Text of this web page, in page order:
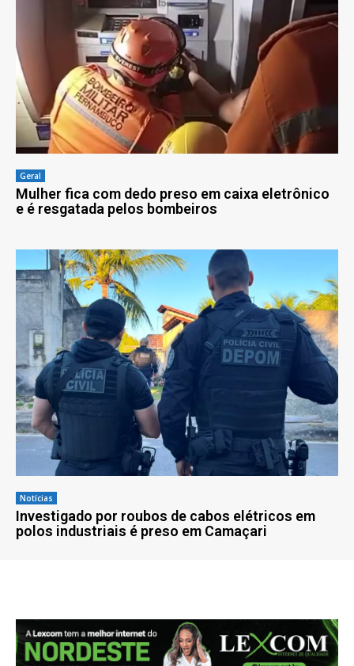
Geral
Mulher fica com dedo preso em caixa eletrônico
e é resgatada pelos bombeiros
Notícias
Investigado por roubos de cabos elétricos em
polos industriais é preso em Camaçari